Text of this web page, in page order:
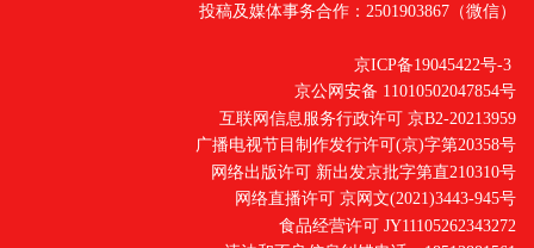
投稿及媒体事务合作：2501903867（微信）
京ICP备19045422号-3
京公网安备 11010502047854号
互联网信息服务行政许可 京B2-20213959
广播电视节目制作发行许可(京)字第20358号
网络出版许可 新出发京批字第直210310号
网络直播许可 京网文(2021)3443-945号
食品经营许可 JY11105262343272